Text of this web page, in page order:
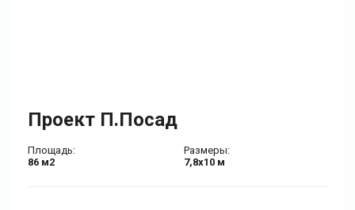
Проект П.Посад
Площадь:
86 м2
Размеры:
7,8х10 м